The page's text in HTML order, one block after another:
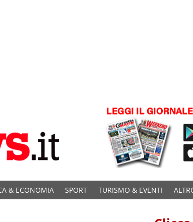
& ECONOMIA SPORT TURISMO & EVENTI